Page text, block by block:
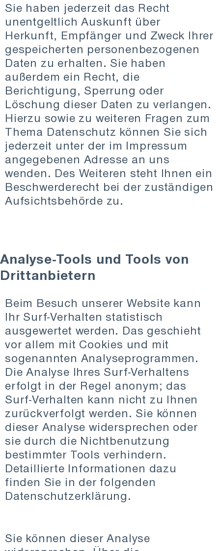
Sie haben jederzeit das Recht
unentgeltlich Auskunft über
Herkunft, Empfänger und Zweck Ihrer
gespeicherten personenbezogenen
Daten zu erhalten. Sie haben
außerdem ein Recht, die
Berichtigung, Sperrung oder
Löschung dieser Daten zu verlangen.
Hierzu sowie zu weiteren Fragen zum
Thema Datenschutz können Sie sich
jederzeit unter der im Impressum
angegebenen Adresse an uns
wenden. Des Weiteren steht Ihnen ein
Beschwerderecht bei der zuständigen
Aufsichtsbehörde zu.
Analyse-Tools und Tools von
Drittanbietern
Beim Besuch unserer Website kann
Ihr Surf-Verhalten statistisch
ausgewertet werden. Das geschieht
vor allem mit Cookies und mit
sogenannten Analyseprogrammen.
Die Analyse Ihres Surf-Verhaltens
erfolgt in der Regel anonym; das
Surf-Verhalten kann nicht zu Ihnen
zurückverfolgt werden. Sie können
dieser Analyse widersprechen oder
sie durch die Nichtbenutzung
bestimmter Tools verhindern.
Detaillierte Informationen dazu
finden Sie in der folgenden
Datenschutzerklärung.
Sie können dieser Analyse